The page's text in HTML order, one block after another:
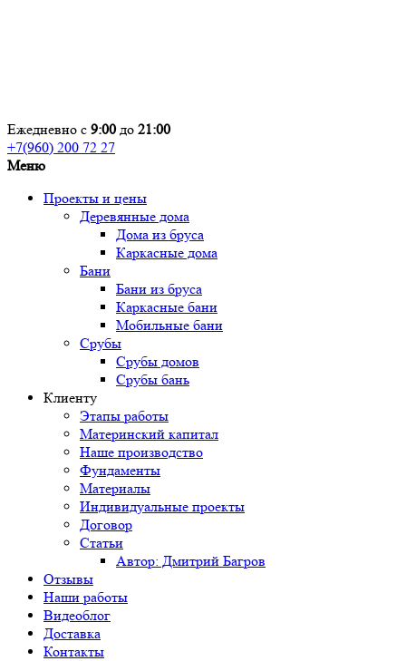
Ежедневно с 9:00 до 21:00
+7(960) 200 72 27
Меню
Проекты и цены
Деревянные дома
Дома из бруса
Каркасные дома
Бани
Бани из бруса
Каркасные бани
Мобильные бани
Срубы
Срубы домов
Срубы бань
Клиенту
Этапы работы
Материнский капитал
Наше производство
Фундаменты
Материалы
Индивидуальные проекты
Договор
Статьи
Автор: Дмитрий Багров
Отзывы
Наши работы
Видеоблог
Доставка
Контакты